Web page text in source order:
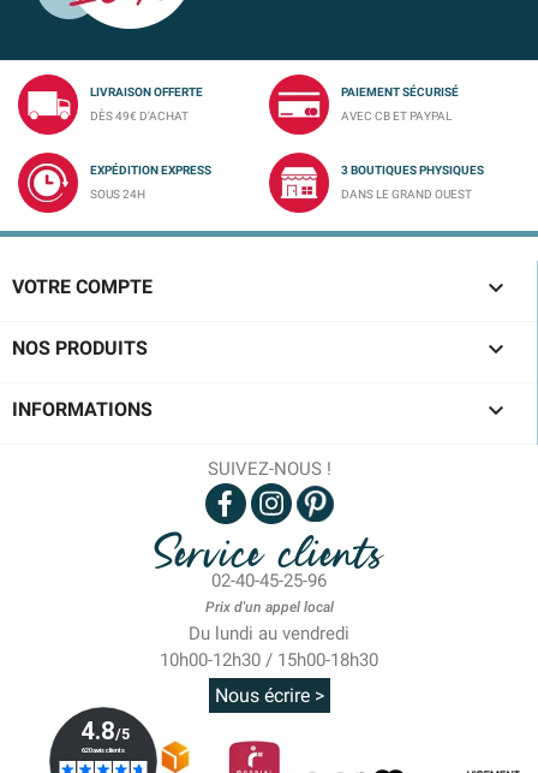
LIVRAISON OFFERTE
DÈS 49€ D'ACHAT
PAIEMENT SÉCURISÉ
AVEC CB ET PAYPAL
EXPÉDITION EXPRESS
SOUS 24H
3 BOUTIQUES PHYSIQUES
DANS LE GRAND OUEST
VOTRE COMPTE 
NOS PRODUITS 
INFORMATIONS 
SUIVEZ-NOUS !
Service clients
02-40-45-25-96
Prix d'un appel local
Du lundi au vendredi
10h00-12h30 / 15h00-18h30
Nous écrire >